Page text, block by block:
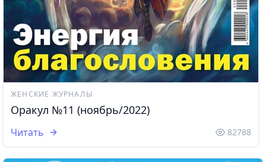
ЖЕНСКИЕ ЖУРНАЛЫ
Оракул №11 (ноябрь/2022)
Читать 82788